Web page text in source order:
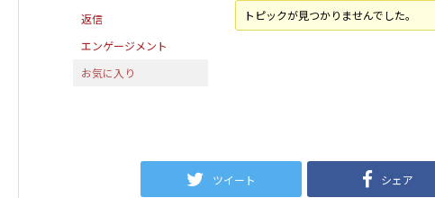
返信
エンゲージメント
お気に入り
トピックが見つかりませんでした。
ツイート シェア